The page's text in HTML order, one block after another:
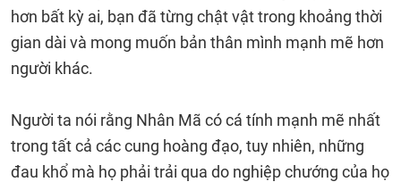
hơn bất kỳ ai, bạn đã từng chật vật trong khoảng thời
gian dài và mong muốn bản thân mình mạnh mẽ hơn
người khác.
Người ta nói rằng Nhân Mã có cá tính mạnh mẽ nhất
trong tất cả các cung hoàng đạo, tuy nhiên, những
đau khổ mà họ phải trải qua do nghiệp chướng của họ